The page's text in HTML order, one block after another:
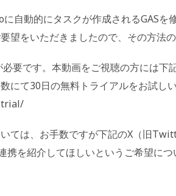
自動的にタスクが作成されるGASを
をいただきましたので、その方法の
要です。本動画をご視聴の方には下
て30日の無料トライアルをお試しい
trial/
ては、お手数ですが下記のX（旧
を紹介してほしいというご希望に